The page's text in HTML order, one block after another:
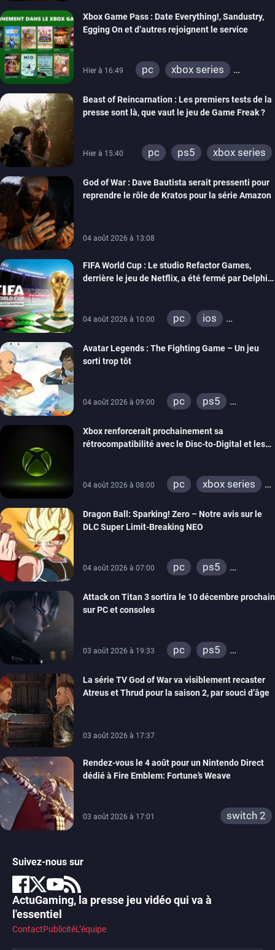
Xbox Game Pass : Date Everything!, Sandustry,
Egging On et d’autres rejoignent le service
Hier à 16:49 pc
xbox series
Beast of Reincarnation : Les premiers tests de la
presse sont là, que vaut le jeu de Game Freak ?
Hier à 15:40 pc ps5 xbox series
God of War : Dave Bautista serait pressenti pour
reprendre le rôle de Kratos pour la série Amazon
04 août 2026 à 13:08
FIFA World Cup : Le studio Refactor Games,
derrière le jeu de Netflix, a été fermé par Delphi
04 août 2026 à 10:00 pc
ios
Avatar Legends : The Fighting Game – Un jeu
sorti trop tôt
04 août 2026 à 09:00 pc
ps5
switch
switch 2
Xbox renforcerait prochainement sa
rétrocompatibilité avec le Disc-to-Digital et les
04 août 2026 à 08:00 pc
xbox series
xbox 360
Dragon Ball: Sparking! Zero – Notre avis sur le
DLC Super Limit-Breaking NEO
04 août 2026 à 07:00 pc
ps5
Attack on Titan 3 sortira le 10 décembre prochain
sur PC et consoles
03 août 2026 à 19:33 pc
ps5
switch 2
La série TV God of War va visiblement recaster
Atreus et Thrud pour la saison 2, par souci d’âge
03 août 2026 à 17:37
Rendez-vous le 4 août pour un Nintendo Direct
dédié à Fire Emblem: Fortune’s Weave
03 août 2026 à 17:01 switch 2
Suivez-nous sur
ActuGaming, la presse jeu vidéo qui va à
l'essentiel
ContactPublicitéL’équipe